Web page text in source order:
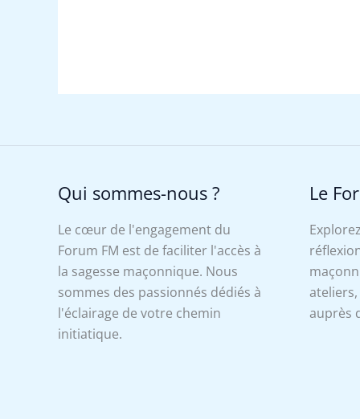
Qui sommes-nous ?
Le cœur de l'engagement du
Forum FM est de faciliter l'accès à
la sagesse maçonnique. Nous
sommes des passionnés dédiés à
l'éclairage de votre chemin
initiatique.
Le
auprès